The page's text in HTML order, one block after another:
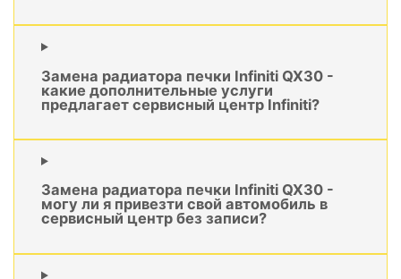
Замена радиатора печки Infiniti QX30 -
какие дополнительные услуги
предлагает сервисный центр Infiniti?
Замена радиатора печки Infiniti QX30 -
могу ли я привезти свой автомобиль в
сервисный центр без записи?